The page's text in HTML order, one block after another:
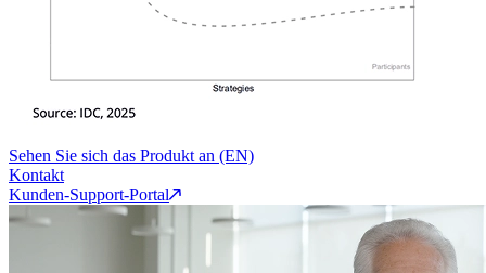
Sehen Sie sich das Produkt an (EN)
Kontakt
Kunden-Support-Portal